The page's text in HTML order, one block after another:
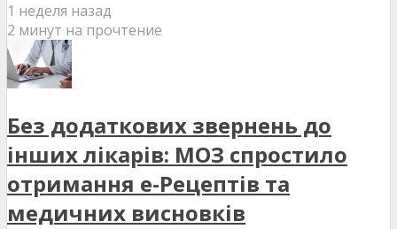
1 неделя назад
2 минут на прочтение
Без додаткових звернень до
інших лікарів: МОЗ спростило
отримання е-Рецептів та
медичних висновків